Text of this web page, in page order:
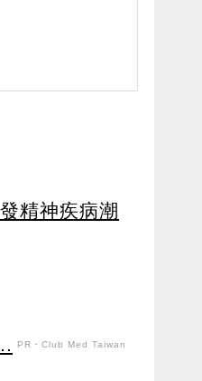
精神疾病潮
PR・Club Med Taiwan